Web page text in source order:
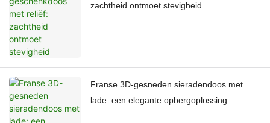
zachtheid ontmoet stevigheid
Franse 3D-gesneden sieradendoos met
lade: een elegante opbergoplossing